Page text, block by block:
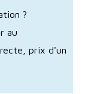
?
au
prix d'un